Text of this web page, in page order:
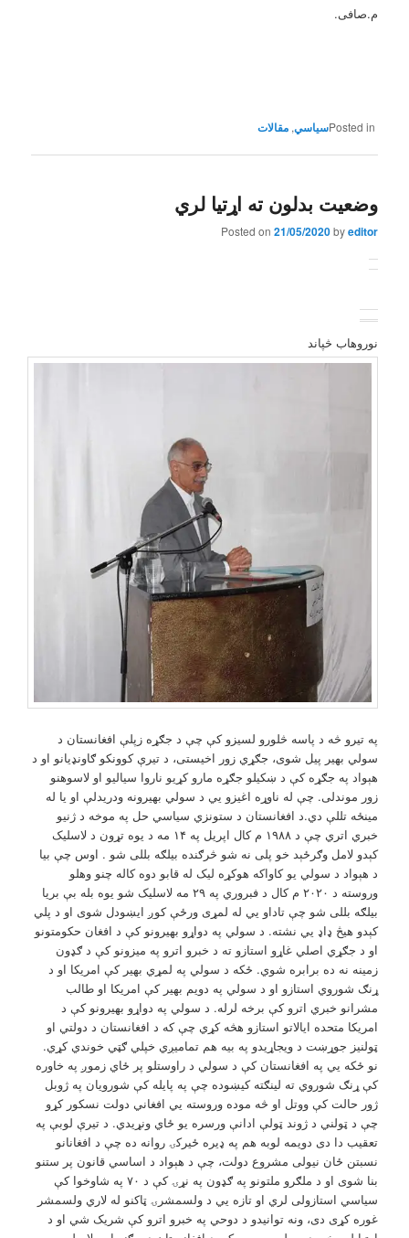
م.صافی.
Posted in
,مقالات
وضعیت بدلون ته اړتیا لري
Posted on 21/05/2020byeditor
نوروهاب څپاند
په تیرو څه د پاسه څلورو لسیزو کې چې د جګړه زپلې افغانستان د
سولي بهیر پيل شوی، جګړي زور اخیستی، د تیرې کوونکو ګاونډيانو او د
هېواد په جګړه کې د ښکیلو جګړه مارو کړیو ناروا سیالیو او لاسوهنو
زور موندلی. چې له ناوړه اغیزو یي د سولي بهیرونه ودریدلې او یا له
مینځه تللې دي.د افغانستان د ستونزي سیاسي حل په موخه د ژنیو
خبري اتري چې د ۱۹۸۸ م کال اپریل په ۱۴ مه د یوه تړون د لاسلیک
کېدو لامل وګرځېد خو پلی نه شو څرګنده بیلګه بللی شو . اوس چې بیا
د هېواد د سولي يو کاواکه هوکړه لیک له قابو دوه کاله چنو وهلو
وروسته د ۲۰۲۰ م کال د فبروري په ۲۹ مه لاسلیک شو یوه بله بې بریا
بیلګه بللی شو چې تاداو یي له لمړی ورځې کوږ ایښودل شوی او د پلي
کېدو هیڅ ډاډ يي نشته. د سولي په دواړو بهیرونو کې د افغان حکومتونو
او د جګړي اصلي غاړو استازو ته د خبرو اترو په میزونو کې د ګډون
زمینه نه ده برابره شوي. ځکه د سولي په لمړي بهیر کې امریکا او د
ړنګ شوروي استازو او د سولي په دویم بهیر کې امریکا او طالب
مشرانو خبري اترو کې برخه لرله. د سولي په دواړو بهیرونو کې د
امریکا متحده ایالاتو استازو هڅه کړي چې که د افغانستان د دولتي او
ټولنیز جوړښت د ویجاړیدو په بیه هم تمامیږي خپلي ګټي خوندي کړي.
نو ځکه یي په افغانستان کې د سولي د راوستلو پر ځاي زموږ په خاوره
کې ړنګ شوروي ته لینګته کیښوده چې په پایله کې شورویان په ژوبل
ژور حالت کې ووتل او څه موده وروسته یي افغاني دولت نسکور کړو
چې د ټولني د ژوند ټولې ادانې ورسره یو ځاي ونړیدي. د تیرې لوبې په
تعقیب دا دی دویمه لوبه هم په ډيره ځيرکۍ روانه ده چې د افغانانو
نسبتن ځان نیولی مشروع دولت، چې د هېواد د اساسي قانون پر ستنو
بنا شوی او د ملګرو ملتونو په ګډون په نړۍ کې د ۷۰ په شاوخوا کې
سیاسي استازولی لري او تازه یي د ولسمشرۍ ټاکنو له لاري ولسمشر
غوره کړی دی، ونه توانیدو د دوحي په خبرو اترو کې شریک شي او د